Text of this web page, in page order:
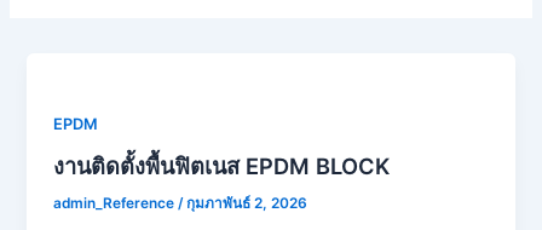
EPDM
งานติดตั้งพื้นฟิตเนส EPDM BLOCK
admin_Reference /กุมภาพันธ์ 2, 2026